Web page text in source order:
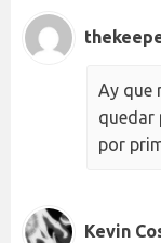
Ay que
quedar
por
Kevin